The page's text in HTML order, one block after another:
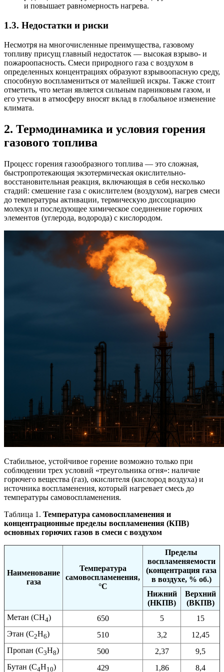
и повышает равномерность нагрева.
1.3. Недостатки и риски
Несмотря на многочисленные преимущества, газовому
топливу присущ главный недостаток — высокая взрыво- и
пожароопасность. Смеси природного газа с воздухом в
определенных концентрациях образуют взрывоопасную среду,
способную воспламениться от малейшей искры. Также стоит
отметить, что метан является сильным парниковым газом, и
его утечки в атмосферу вносят вклад в глобальное изменение
климата.
2. Термодинамика и условия горения
газового топлива
Процесс горения газообразного топлива — это сложная,
быстропротекающая экзотермическая окислительно-
восстановительная реакция, включающая в себя несколько
стадий: смешение газа с окислителем (воздухом), нагрев смеси
до температуры активации, термическую диссоциацию
молекул и последующее химическое соединение горючих
элементов (углерода, водорода) с кислородом.
Стабильное, устойчивое горение возможно только при
соблюдении трех условий «треугольника огня»: наличие
горючего вещества (газ), окислителя (кислород воздуха) и
источника воспламенения, который нагревает смесь до
температуры самовоспламенения.
Таблица 1. Температура самовоспламенения и
концентрационные пределы воспламенения (КПВ)
основных горючих газов в смеси с воздухом
Наименование
газа
Температура
самовоспламенения,
°С
Пределы
воспламеняемости
(концентрация газа
в воздухе, % об.)
Нижний
(НКПВ)
Верхний
(ВКПВ)
Метан (CH4) 650 5
15
Этан (C2H6) 510 3,2
12,45
Пропан (C3H8) 500 2,37
9,5
Бутан (C4H10) 429 1,86 8,4